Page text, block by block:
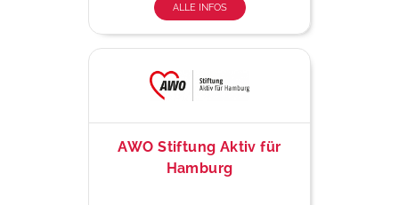
ALLE INFOS
AWO Stiftung Aktiv für
Hamburg